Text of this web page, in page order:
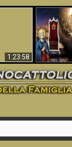
1:23:58
La Bibbia
70 anni